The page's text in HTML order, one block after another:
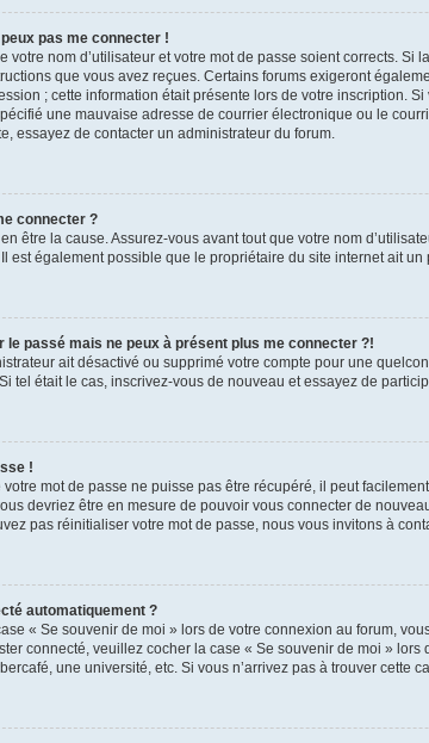
pas me connecter !
votre nom d’utilisateur et votre mot de passe soient corrects.
que vous avez reçues. Certains forums exigeront
; cette information était présente lors de votre inscription.
une mauvaise adresse de courrier électronique ou le
essayez de contacter un administrateur du forum.
connecter ?
être la cause. Assurez-vous avant tout que votre nom
est également possible que le propriétaire du site internet ait
le passé mais ne peux à présent plus me connecter ?!
ait désactivé ou supprimé votre compte pour une
tel était le cas, inscrivez-vous de nouveau et essayez de
!
mot de passe ne puisse pas être récupéré, il peut
devriez être en mesure de pouvoir vous connecter de
pas réinitialiser votre mot de passe, nous vous invitons à
automatiquement ?
« Se souvenir de moi » lors de votre connexion au forum,
connecté, veuillez cocher la case « Se souvenir de moi »
une université, etc. Si vous n’arrivez pas à trouver cette